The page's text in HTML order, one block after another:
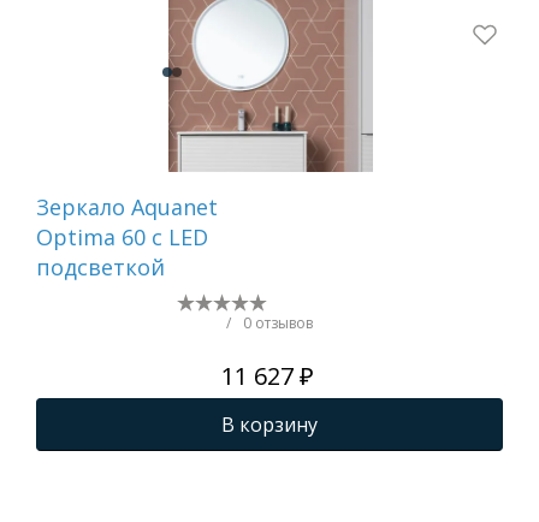
Зеркало Aquanet
Optima 60 с LED
подсветкой
/ 0 отзывов
11 627 ₽
В корзину